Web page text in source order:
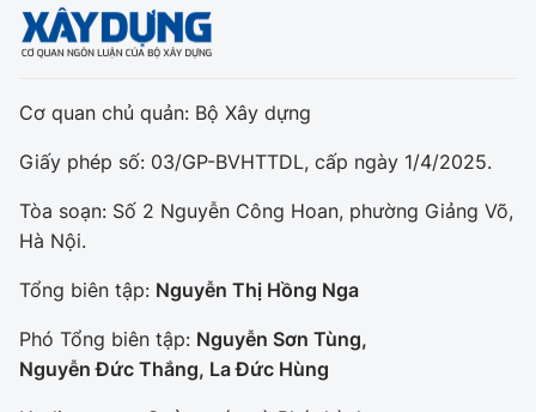
Cơ quan chủ quản: Bộ Xây dựng
Giấy phép số: 03/GP-BVHTTDL, cấp ngày 1/4/2025.
Tòa soạn: Số 2 Nguyễn Công Hoan, phường Giảng Võ,
Hà Nội.
Tổng biên tập: Nguyễn Thị Hồng Nga
Phó Tổng biên tập: Nguyễn Sơn Tùng,
Nguyễn Đức Thắng, La Đức Hùng